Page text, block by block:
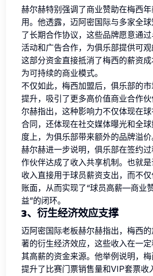
赫尔赫特别强调了商业赞助在梅西
用。他透露，迈阿密国际与多家全
了长期合作协议，这些品牌愿意通
活动和广告合作，为俱乐部提供可观
这部分资金直接抵消了梅西的薪资
为可持续的商业模式。
不仅如此，梅西加盟后，俱乐部的
提升，吸引了更多高价值商业合作
尔赫指出，这种影响力不仅体现在
合同，还体现在社交媒体曝光和全
度上，为俱乐部带来额外的品牌溢价
赫尔赫进一步说明，俱乐部在签约
作伙伴达成了收入共享机制。也就
收入直接用于球员薪资支出，而不
账面，从而实现了“球员高薪—商业
益”的闭环。
3、衍生经济效应支撑
迈阿密国际老板赫尔赫指出，梅西
著的衍生经济效应，这些收入在一
其高薪的资金来源。他举例说明，
提升了比赛门票销售量和VIP套票收